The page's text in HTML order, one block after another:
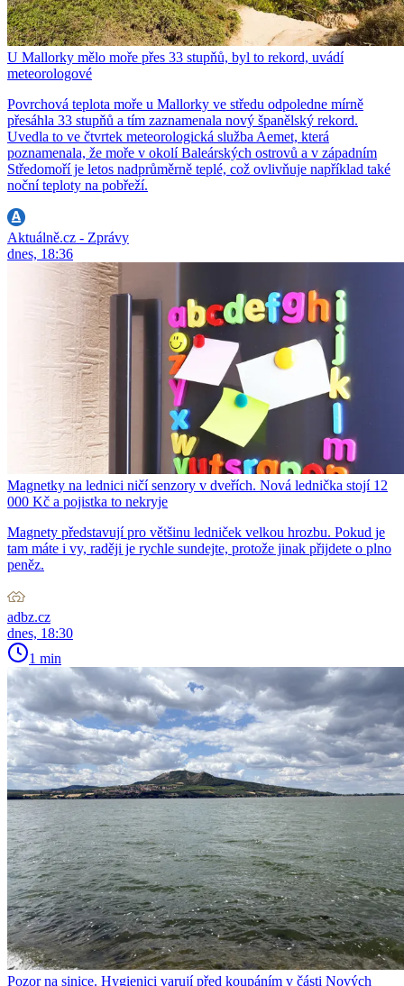
U Mallorky mělo moře přes 33 stupňů, byl to rekord, uvádí
meteorologové
Povrchová teplota moře u Mallorky ve středu odpoledne mírně
přesáhla 33 stupňů a tím zaznamenala nový španělský rekord.
Uvedla to ve čtvrtek meteorologická služba Aemet, která
poznamenala, že moře v okolí Baleárských ostrovů a v západním
Středomoří je letos nadprůměrně teplé, což ovlivňuje například také
noční teploty na pobřeží.
Aktuálně.cz - Zprávy
dnes, 18:36
Magnetky na lednici ničí senzory v dveřích. Nová lednička stojí 12
000 Kč a pojistka to nekryje
Magnety představují pro většinu ledniček velkou hrozbu. Pokud je
tam máte i vy, raději je rychle sundejte, protože jinak přijdete o plno
peněz.
adbz.cz
dnes, 18:30
1 min
Pozor na sinice. Hygienici varují před koupáním v části Nových